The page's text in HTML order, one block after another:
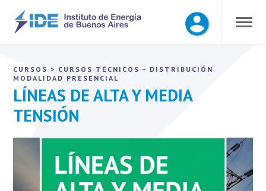
CURSOS > CURSOS TÉCNICOS – DISTRIBUCIÓN
MODALIDAD PRESENCIAL
LÍNEAS DE ALTA Y MEDIA
TENSIÓN